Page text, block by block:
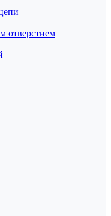
отверстием